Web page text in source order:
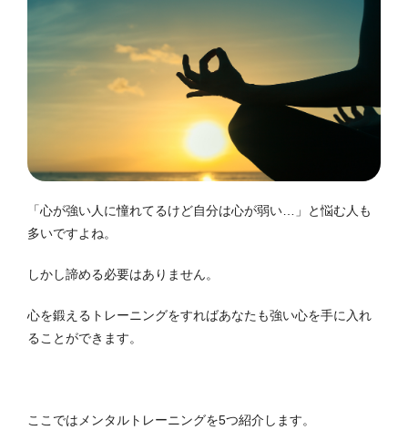
「心が強い人に憧れてるけど自分は心が弱い…」と悩む人も
多いですよね。
しかし諦める必要はありません。
心を鍛えるトレーニングをすればあなたも強い心を手に入れ
ることができます。
ここではメンタルトレーニングを5つ紹介します。